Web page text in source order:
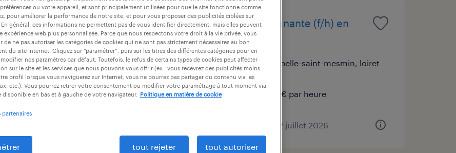
infirmier de (f/h) en ehpad
la chapelle-saint-mesmin, loiret
cdi
15,00 € par heure
aide soignante (f/h) en
ehpad
la chapelle-saint-mesmin, loiret
13,00 € par heure
publié le 22 juillet 2026
ou votre appareil, et sont principalement utilisées pour que le site fonctionne comme
pour améliorer la performance de notre site, et pour vous proposer des publicités ciblées sur
En général, ces informations ne permettent pas de vous identifier directement, mais elles peuvent
expérience web plus personnalisée. Parce que nous respectons votre droit à la vie privée, vous
de ne pas autoriser les catégories de cookies qui ne sont pas strictement nécessaires au bon
du site Internet. Cliquez sur “paramétrer”, puis sur les titres des différentes catégories pour en
nos paramètres par défaut. Toutefois, le refus de certains types de cookies peut affecter
sur le site et les services que nous pouvons vous offrir (ex : vous recevrez des publicités moins
profil lorsque vous naviguerez sur Internet, vous ne pourrez pas partager du contenu via les
etc.). Vous pourrez retirer votre consentement ou modifier votre paramétrage à tout moment via
disponible en bas et à gauche de votre navigateur.
Politique en matière de cookie
partenaires
tout rejeter tout autoriser